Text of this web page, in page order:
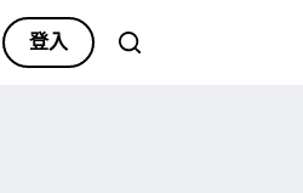
登入